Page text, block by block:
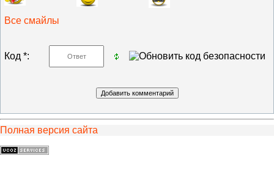
Все смайлы
Код *:
Полная версия сайта